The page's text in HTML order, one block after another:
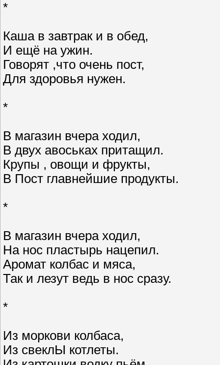
*
Каша в завтрак и в обед,
И ещё на ужин.
Говорят ,что очень пост,
Для здоровья нужен.
*
В магазин вчера ходил,
В двух авоськах притащил.
Крупы , овощи и фрукты,
В Пост главнейшие продукты.
*
В магазин вчера ходил,
На нос пластырь нацепил.
Аромат колбас и мяса,
Так и лезут ведь в нос сразу.
*
Из моркови колбаса,
Из свеклЫ котлеты.